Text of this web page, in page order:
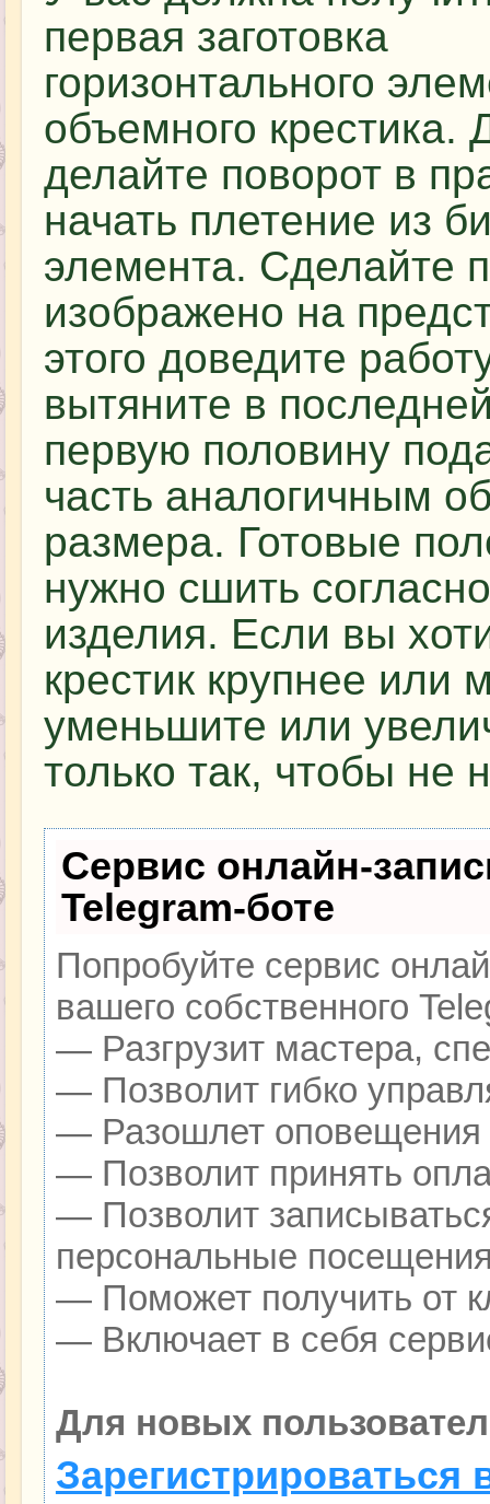
первая заготовка
горизонтального
объемного крестика.
делайте поворот в
начать плетение из
элемента. Сделайте
изображено на
этого доведите
вытяните в
первую половину
часть аналогичным
размера. Готовые
нужно сшить
изделия. Если вы
крестик крупнее или
уменьшите или
только так, чтобы не
Сервис онлайн-
Telegram-боте
Попробуйте сервис
вашего собственного
— Разгрузит мастера,
— Позволит гибко
— Разошлет оповещения
— Позволит принять
— Позволит
персональные
— Поможет получить от
— Включает в себя
Для новых
Зарегистрироваться